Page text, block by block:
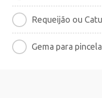
Requeijão ou
Gema para